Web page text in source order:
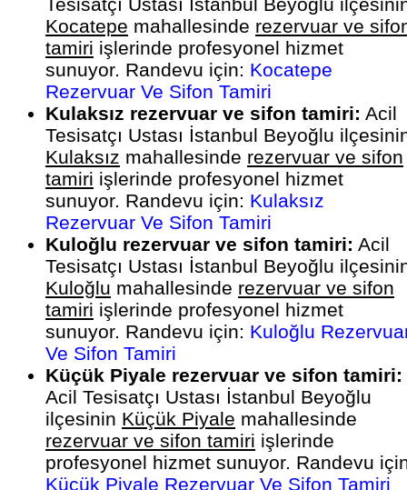
Kocatepe mahallesinde rezervuar ve
tamiri işlerinde profesyonel hizmet
sunuyor. Randevu için: Kocatepe
Rezervuar Ve Sifon Tamiri
Kulaksız rezervuar ve sifon tamiri: Acil
Tesisatçı Ustası İstanbul Beyoğlu
Kulaksız mahallesinde rezervuar ve sifon
tamiri işlerinde profesyonel hizmet
sunuyor. Randevu için: Kulaksız
Rezervuar Ve Sifon Tamiri
Kuloğlu rezervuar ve sifon tamiri: Acil
Tesisatçı Ustası İstanbul Beyoğlu
Kuloğlu mahallesinde rezervuar ve sifon
tamiri işlerinde profesyonel hizmet
sunuyor. Randevu için: Kuloğlu
Ve Sifon Tamiri
Küçük Piyale rezervuar ve sifon tamiri:
Acil Tesisatçı Ustası İstanbul Beyoğlu
ilçesinin Küçük Piyale mahallesinde
rezervuar ve sifon tamiri işlerinde
profesyonel hizmet sunuyor. Randevu
Küçük Piyale Rezervuar Ve Sifon Tamiri